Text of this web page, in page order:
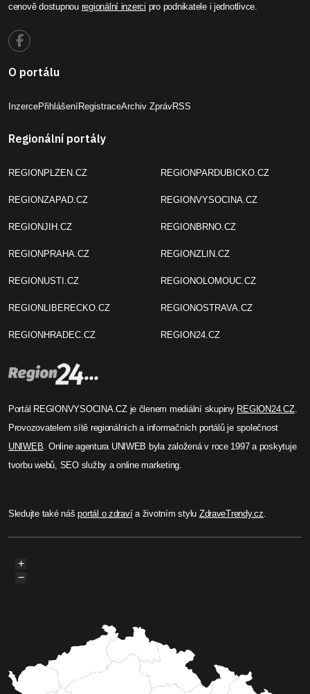
cenově dostupnou regionální inzerci pro podnikatele i jednotlivce.
O portálu
InzercePřihlášeníRegistraceArchiv ZprávRSS
Regionální portály
REGIONPLZEN.CZ
REGIONZAPAD.CZ
REGIONJIH.CZ
REGIONPRAHA.CZ
REGIONUSTI.CZ
REGIONLIBERECKO.CZ
REGIONHRADEC.CZ
REGIONPARDUBICKO.CZ
REGIONVYSOCINA.CZ
REGIONBRNO.CZ
REGIONZLIN.CZ
REGIONOLOMOUC.CZ
REGIONOSTRAVA.CZ
REGION24.CZ
Portál REGIONVYSOCINA.CZ je členem mediální skupiny REGION24.CZ.
Provozovatelem sítě regionálních a informačních portálů je společnost
UNIWEB . Online agentura UNIWEB byla založená v roce 1997 a poskytuje
tvorbu webů, SEO služby a online marketing.
Sledujte také nášportál o zdravía životním stylu ZdraveTrendy.cz
+
−